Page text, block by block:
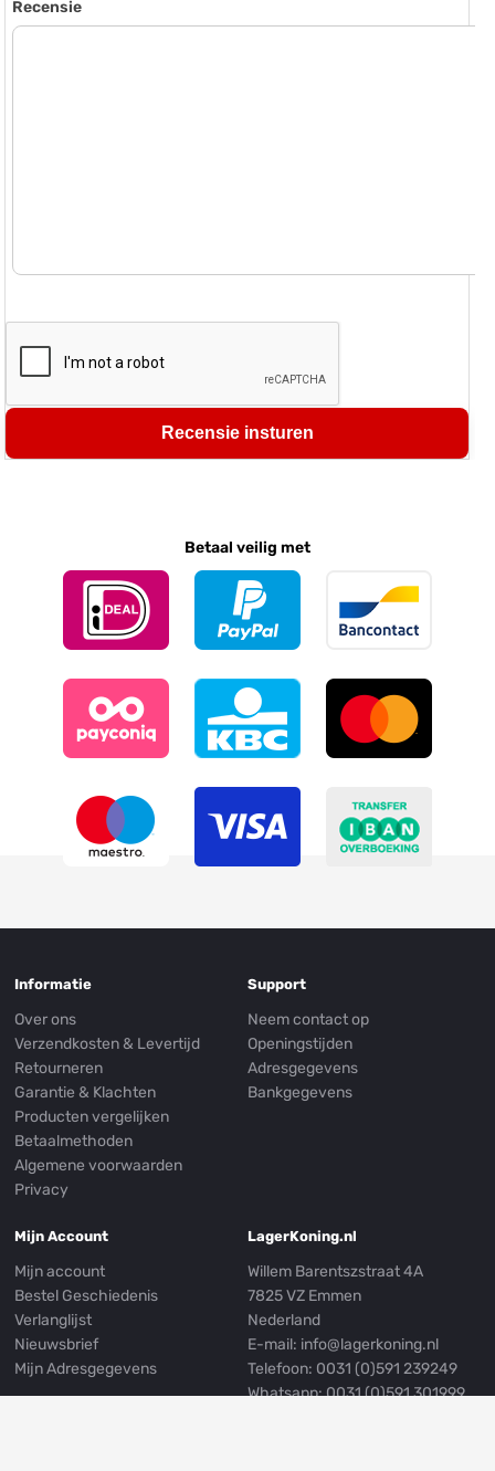
Recensie
Recensie insturen
Betaal veilig met
Informatie
Over ons
Verzendkosten & Levertijd
Retourneren
Garantie & Klachten
Producten vergelijken
Betaalmethoden
Algemene voorwaarden
Privacy
Support
Neem contact op
Openingstijden
Adresgegevens
Bankgegevens
Mijn Account
Mijn account
Bestel Geschiedenis
Verlanglijst
Nieuwsbrief
Mijn Adresgegevens
LagerKoning.nl
Willem Barentszstraat 4A
7825 VZ Emmen
Nederland
E-mail: info@lagerkoning.nl
Telefoon: 0031 (0)591 239249
Whatsapp:0031 (0)591 301999